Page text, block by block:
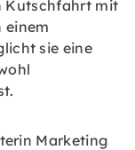
Kutschfahrt mit
einem
sie eine
Marketing